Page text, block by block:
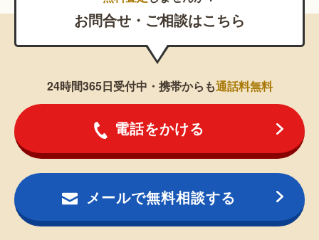
お問合せ・ご相談はこちら
24時間365日受付中・携帯からも通話料無料
電話をかける
メールで無料相談する